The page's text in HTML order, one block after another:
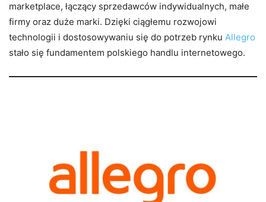
marketplace, łączący sprzedawców indywidualnych, małe
firmy oraz duże marki. Dzięki ciągłemu rozwojowi
technologii i dostosowywaniu się do potrzeb rynku Allegro
stało się fundamentem polskiego handlu internetowego.